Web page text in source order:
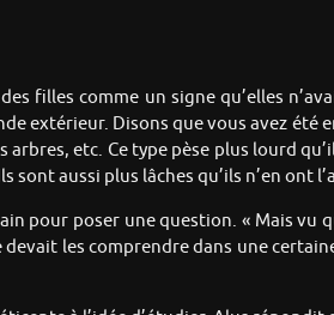
filles comme un signe qu’elles
extérieur. Disons que vous avez
etc. Ce type pèse plus lourd
sont aussi plus lâches qu’ils n’en ont
pour poser une question. « Mais
devait les comprendre dans une